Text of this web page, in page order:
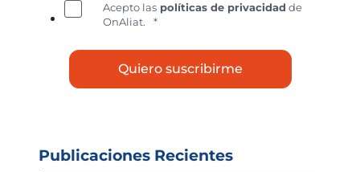
Acepto las políticas de privacidad de
OnAliat.
*
Publicaciones Recientes